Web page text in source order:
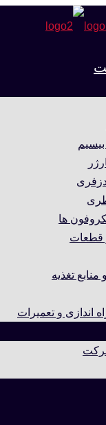
ها
قطعات
تغذیه
اندازی و تعمیرات